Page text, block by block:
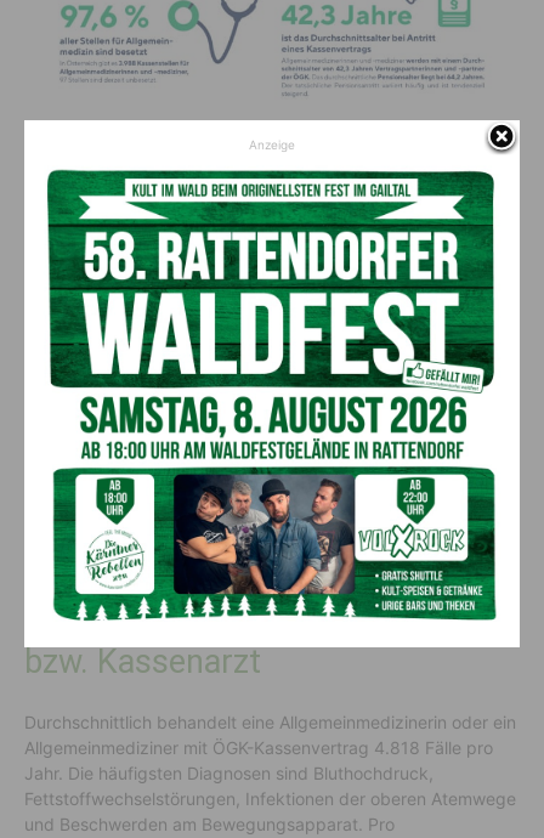
Aktuelle Zahlen zur kassenärztlichen Versorgung (c) ÖGK
Was leistet eine Kassenärztin
bzw. Kassenarzt
Durchschnittlich behandelt eine Allgemeinmedizinerin oder ein
Allgemeinmediziner mit ÖGK-Kassenvertrag 4.818 Fälle pro
Jahr. Die häufigsten Diagnosen sind Bluthochdruck,
Fettstoffwechselstörungen, Infektionen der oberen Atemwege
und Beschwerden am Bewegungsapparat. Pro
Anzeige